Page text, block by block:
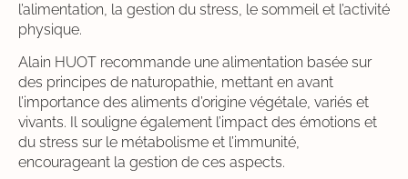
l’alimentation, la gestion du stress, le sommeil et l’activité
physique.
Alain HUOT recommande une alimentation basée sur
des principes de naturopathie, mettant en avant
l’importance des aliments d’origine végétale, variés et
vivants. Il souligne également l’impact des émotions et
du stress sur le métabolisme et l’immunité,
encourageant la gestion de ces aspects.